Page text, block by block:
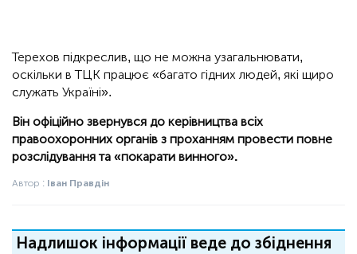
Терехов підкреслив, що не можна узагальнювати,
оскільки в ТЦК працює «багато гідних людей, які щиро
служать Україні».
Він офіційно звернувся до керівництва всіх
правоохоронних органів з проханням провести повне
розслідування та «покарати винного».
Автор : Іван Правдін
Надлишок інформації веде до збіднення